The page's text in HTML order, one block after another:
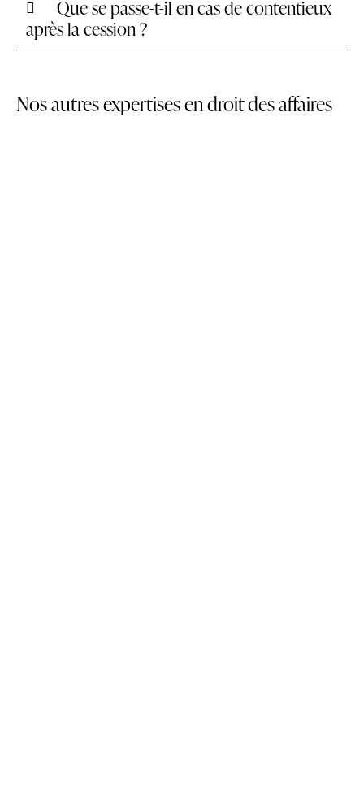
Que se passe-t-il en cas de contentieux
après la cession ?
Nos autres expertises en droit des affaires